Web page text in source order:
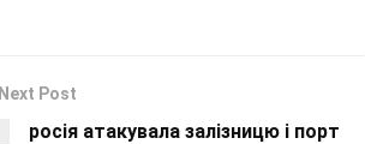
Next Post
росія атакувала залізницю і порт